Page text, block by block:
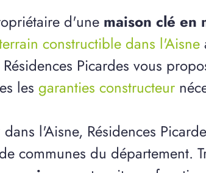
d'une maison clé en
constructible dans l'Aisne
Picardes vous
les garanties constructeur
l'Aisne, Résidences
communes du département.